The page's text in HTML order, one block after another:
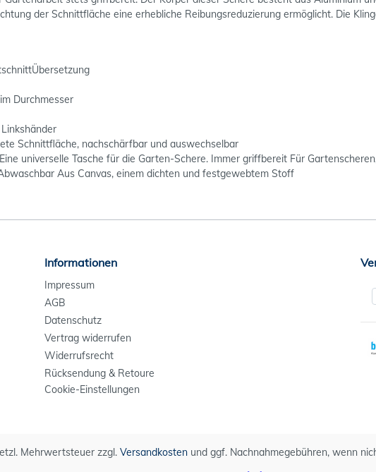
der Schnittfläche eine erhebliche Reibungsreduzierung ermöglicht. Die
Durchmesser
Schnittfläche, nachschärfbar und auswechselbar
universelle Tasche für die Garten-Schere. Immer griffbereit Für
Aus Canvas, einem dichten und festgewebtem Stoff
Informationen
Impressum
AGB
Datenschutz
Vertrag widerrufen
Widerrufsrecht
Rücksendung & Retoure
Cookie-Einstellungen
Mehrwertsteuer zzgl. Versandkostenund ggf. Nachnahmegebühren, wenn